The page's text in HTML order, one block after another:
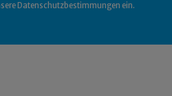
Datenschutzbestimmungen ein.